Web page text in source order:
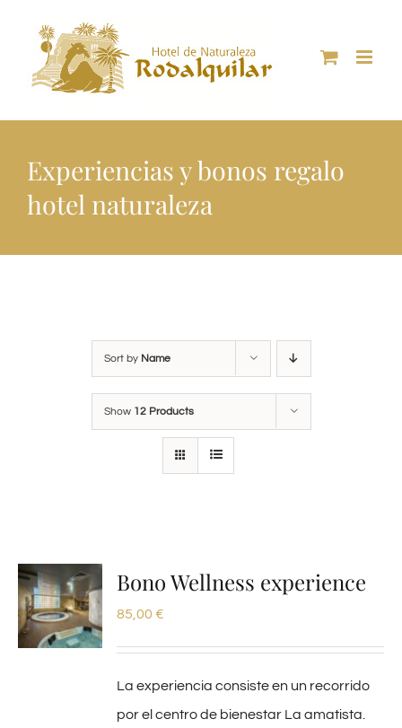
content
Experiencias y bonos regalo
hotel naturaleza
Sort by Name
Show 12 Products
Bono Wellness experience
85,00 €
La experiencia consiste en un recorrido
por el centro de bienestar La amatista.